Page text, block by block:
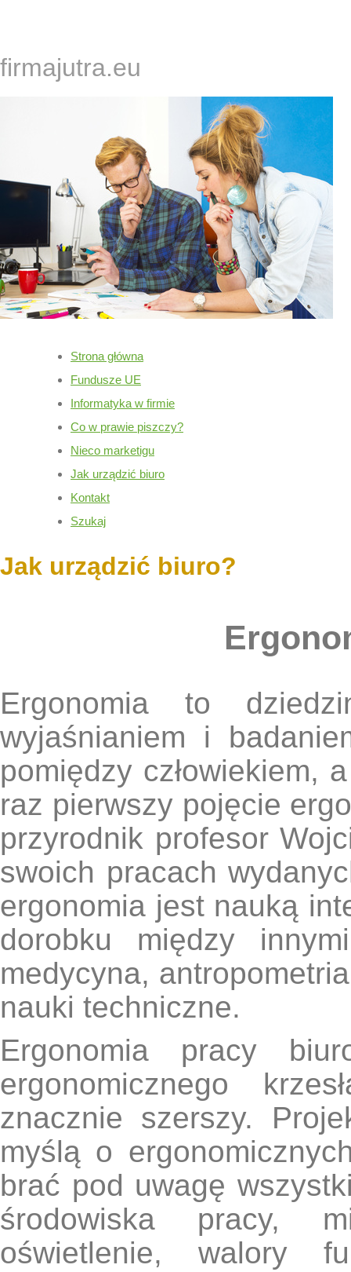
firmajutra.eu
Strona główna
Fundusze UE
Informatyka w firmie
Co w prawie piszczy?
Nieco marketigu
Jak urządzić biuro
Kontakt
Szukaj
Jak urządzić biuro?
Ergonomia to
wyjaśnianiem i
pomiędzy człowiekiem,
raz pierwszy pojęcie
przyrodnik profesor
swoich pracach
ergonomia jest nauką
dorobku między
medycyna,
nauki techniczne.
Ergonomia pracy
ergonomicznego
znacznie szerszy.
myślą o
brać pod uwagę
środowiska pracy,
oświetlenie, walory